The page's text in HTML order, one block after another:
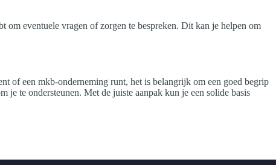
om eventuele vragen of zorgen te bespreken. Dit kan je helpen om
of een mkb-onderneming runt, het is belangrijk om een goed begrip
je te ondersteunen. Met de juiste aanpak kun je een solide basis